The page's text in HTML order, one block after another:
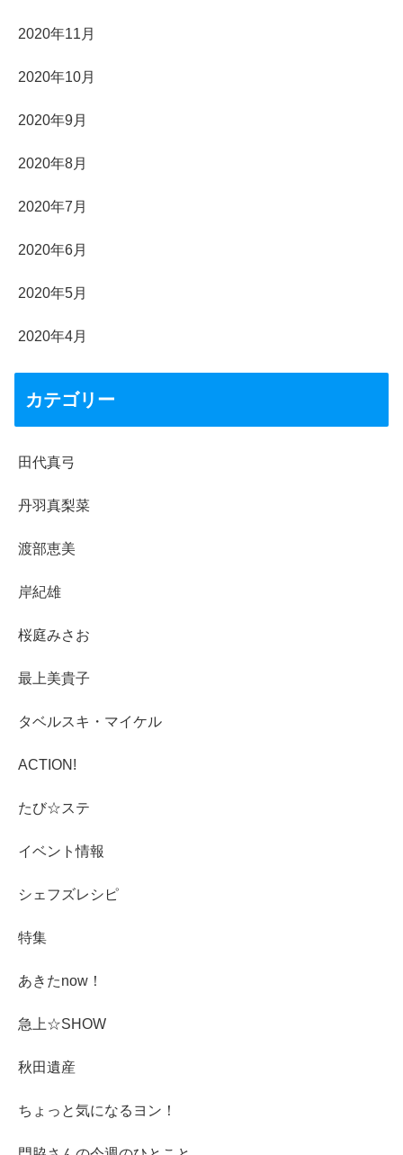
2020年11月
2020年10月
2020年9月
2020年8月
2020年7月
2020年6月
2020年5月
2020年4月
カテゴリー
田代真弓
丹羽真梨菜
渡部恵美
岸紀雄
桜庭みさお
最上美貴子
タベルスキ・マイケル
ACTION!
たび☆ステ
イベント情報
シェフズレシピ
特集
あきたnow！
急上☆SHOW
秋田遺産
ちょっと気になるヨン！